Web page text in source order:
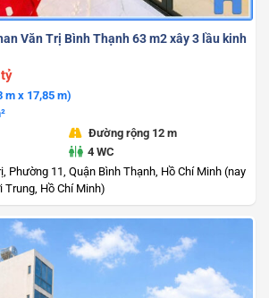
Văn Trị Bình Thạnh 63 m2 xây 3 lầu kinh
m x 17,85 m)
Đường rộng 12 m
4 WC
Phường 11, Quận Bình Thạnh, Hồ Chí Minh (nay
Trung, Hồ Chí Minh)